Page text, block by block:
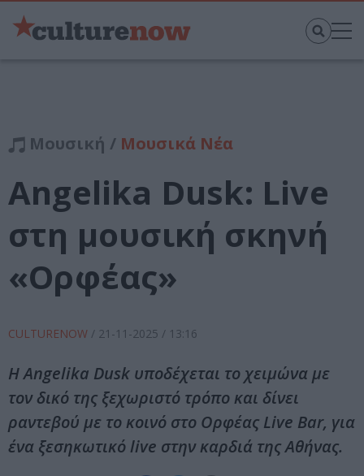
Μουσική / Μουσικά Νέα
Angelika Dusk: Live
στη μουσική σκηνή
«Ορφέας»
CULTURENOW / 21-11-2025 / 13:16
Η Angelika Dusk υποδέχεται το χειμώνα με
τον δικό της ξεχωριστό τρόπο και δίνει
ραντεβού με το κοινό στο Ορφέας Live Bar, για
ένα ξεσηκωτικό live στην καρδιά της Αθήνας.